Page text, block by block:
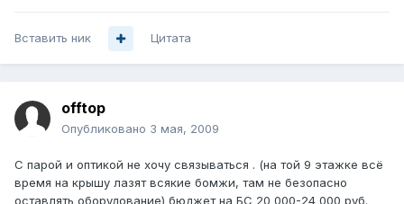
Вставить ник Цитата
offtop
Опубликовано 3 мая, 2009
С парой и оптикой не хочу связываться . (на той 9 этажке всё
время на крышу лазят всякие бомжи, там не безопасно
оставлять оборудование) бюджет на БС 20 000-24 000 руб.